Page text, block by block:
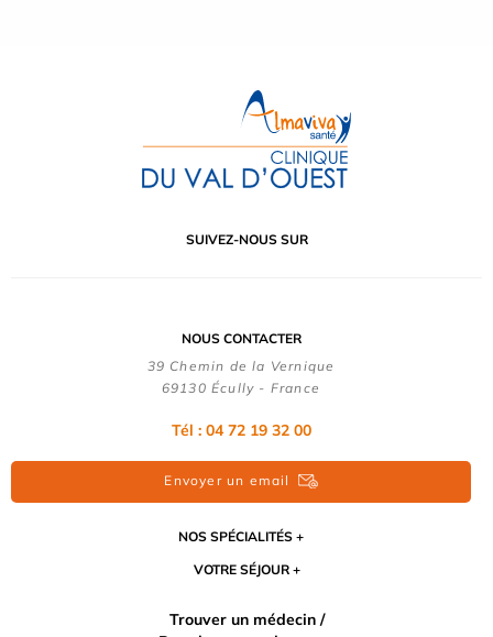
SUIVEZ-NOUS SUR
NOUS CONTACTER
39 Chemin de la Vernique
69130 Écully - France
Tél : 04 72 19 32 00
Envoyer un email
NOS SPÉCIALITÉS
VOTRE SÉJOUR
Trouver un médecin /